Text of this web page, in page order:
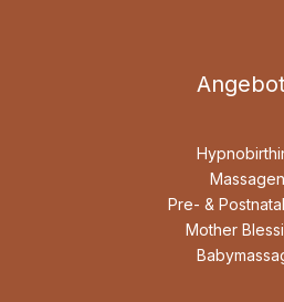
Massagen
Pre- &
Mother